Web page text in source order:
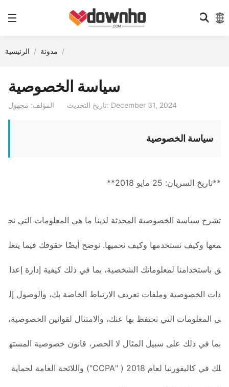
الرئيسية مدونة
سياسة الخصوصية
المؤلف: مجهول تاريخ التحديث: December 31, 2024
سياسة الخصوصية
**تاريخ السريان: 25 مايو 2018**
تشرح سياسة الخصوصية المحدثة لدينا ما هي المعلومات التي نج
معها وكيف نستخدمها وكيف نحميها. نوضح أيضًا حقوقك فيما يتعل
ق باستخدامنا لمعلوماتك الشخصية، بما في ذلك كيفية إدارة إعدا
دات الخصوصية وملفات تعريف الارتباط الخاصة بك، والوصول إل
ى المعلومات التي نحتفظ بها عنك، والامتثال لقوانين الخصوصية،
بما في ذلك على سبيل المثال لا الحصر، قانون خصوصية المسته
لك في كاليفورنيا لعام 2018 ( "CCPA") واللائحة العامة لحماية